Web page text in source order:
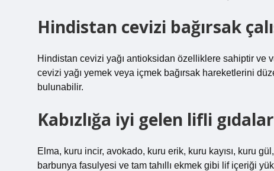
Hindistan cevizi bağırsak
Hindistan cevizi yağı antioksidan özelliklere sahiptir ve
cevizi yağı yemek veya içmek bağırsak hareketlerini
bulunabilir.
Kabızlığa iyi gelen lifli
Elma, kuru incir, avokado, kuru erik, kuru kayısı, kuru
barbunya fasulyesi ve tam tahıllı ekmek gibi lif içeriği